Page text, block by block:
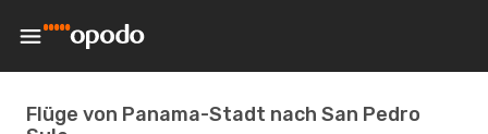
Flüge von Panama-Stadt nach San Pedro